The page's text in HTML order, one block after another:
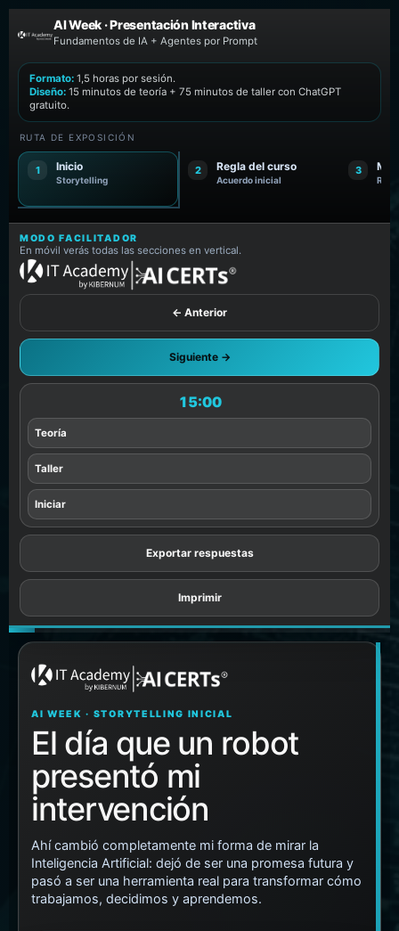
AI
AI Week · Presentación Interactiva
Fundamentos de IA + Agentes por Prompt
Formato: 1,5 horas por sesión.
Diseño: 15 minutos de teoría + 75 minutos de taller con ChatGPT
gratuito.
RUTA DE EXPOSICIÓN
1 Inicio
Storytelling
2 Regla del curso
Acuerdo inicial
3
Ruta
MODO FACILITADOR
En móvil verás todas las secciones en vertical.
← Anterior
Siguiente →
15:00
Teoría
Taller
Iniciar
Exportar respuestas
Imprimir
AI WEEK · STORYTELLING INICIAL
El día que un robot
presentó mi
intervención
Ahí cambió completamente mi forma de mirar la
Inteligencia Artificial: dejó de ser una promesa futura y
pasó a ser una herramienta real para transformar cómo
trabajamos, decidimos y aprendemos.